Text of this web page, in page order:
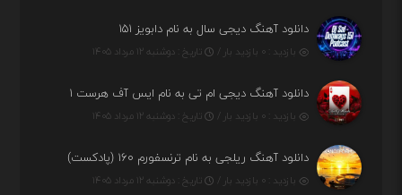
دانلود آهنگ دیجی سال به نام دابویز ۱۵۱
بازدید : ۰ بازدید بار / تاریخ : دوشنبه ۱۲ مرداد ۱۴۰۵
دانلود آهنگ دیجی ام تی به نام ایس آف هرست ۱
بازدید : ۰ بازدید بار / تاریخ : دوشنبه ۱۲ مرداد ۱۴۰۵
دانلود آهنگ ریلجی به نام ترنسفورم ۱۶۰ (پادکست)
بازدید : ۰ بازدید بار / تاریخ : دوشنبه ۱۲ مرداد ۱۴۰۵